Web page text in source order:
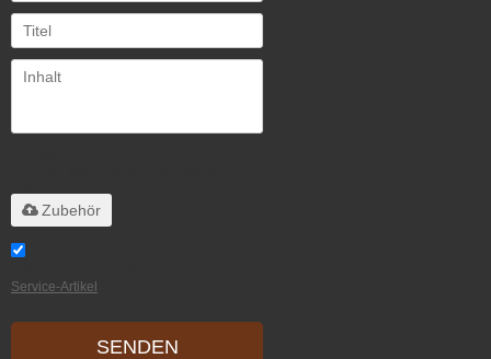
Zubehör
Service-Artikel
SENDEN